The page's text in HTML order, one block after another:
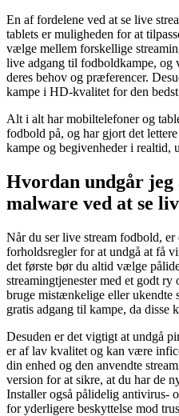
En af fordelene ved at se live
tablets er muligheden for at
vælge mellem forskellige
live adgang til fodboldkampe, og
deres behov og præferencer.
kampe i HD-kvalitet for den
Alt i alt har mobiltelefoner og
fodbold på, og har gjort det
kampe og begivenheder i realtid,
Hvordan undgår
malware ved at se
Når du ser live stream fodbold,
forholdsregler for at undgå at få
det første bør du altid vælge
streamingtjenester med et godt
bruge mistænkelige eller ukendte
gratis adgang til kampe, da disse
Desuden er det vigtigt at undgå
er af lav kvalitet og kan være
din enhed og den anvendte
version for at sikre, at du har de
Installer også pålidelig antivirus-
for yderligere beskyttelse mod